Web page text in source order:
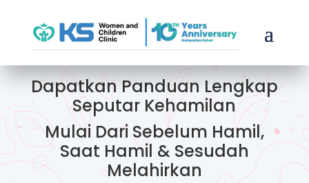
Dapatkan Panduan Lengkap
Seputar Kehamilan
Mulai Dari Sebelum Hamil,
Saat Hamil & Sesudah
Melahirkan